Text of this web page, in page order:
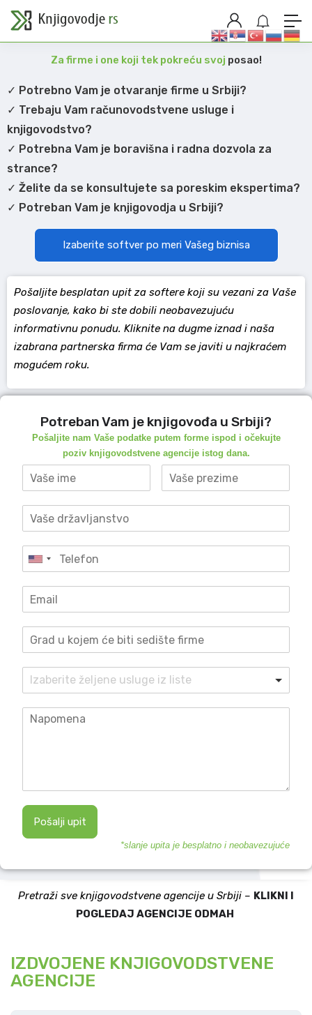
Za firme i one koji tek pokreću svoj posao!
✓ Potrebno Vam je otvaranje firme u Srbiji?
✓ Trebaju Vam računovodstvene usluge i
knjigovodstvo?
✓ Potrebna Vam je boravišna i radna dozvola za
strance?
✓ Želite da se konsultujete sa poreskim ekspertima?
✓ Potreban Vam je knjigovodja u Srbiji?
Izaberite softver po meri Vašeg biznisa
Pošaljite besplatan upit za softere koji su vezani za Vaše
poslovanje, kako bi ste dobili neobavezujuću
informativnu ponudu. Kliknite na dugme iznad i naša
izabrana partnerska firma će Vam se javiti u najkraćem
mogućem roku.
Potreban Vam je knjigovođa u Srbiji?
Pošaljite nam Vaše podatke putem forme ispod i očekujte
poziv knjigovodstvene agencije istog dana.
Pošalji upit
*slanje upita je besplatno i neobavezujuće
Pretraži sve knjigovodstvene agencije u Srbiji – KLIKNI I
POGLEDAJ AGENCIJE ODMAH
IZDVOJENE KNJIGOVODSTVENE
AGENCIJE